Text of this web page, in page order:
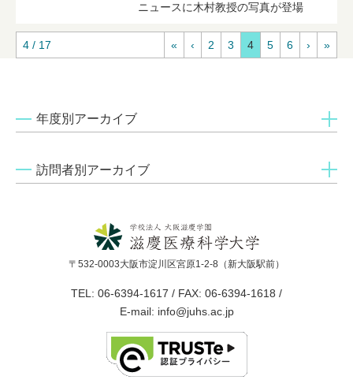
ニュースに木村教授の写真が登場
4 / 17 « ‹ 2 3 4 5 6 › »
年度別アーカイブ
訪問者別アーカイブ
〒532-0003大阪市淀川区宮原1-2-8（新大阪駅前）
TEL: 06-6394-1617 / FAX: 06-6394-1618 /
E-mail: info@juhs.ac.jp